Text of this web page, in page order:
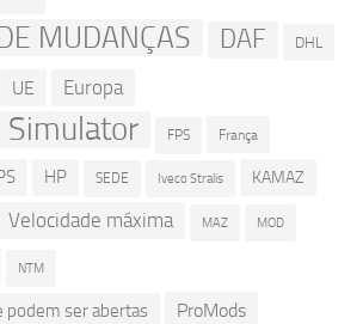
MUDANÇAS DAF DHL
UE Europa
Simulator FPS França
HP SEDE Iveco Stralis KAMAZ
Velocidade máxima MAZ MOD
NTM
podem ser abertas
ProMods